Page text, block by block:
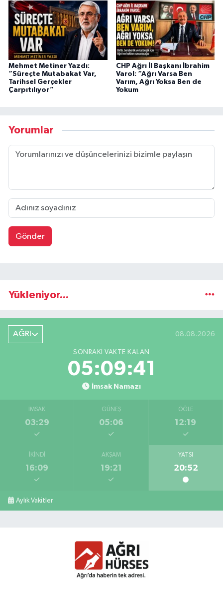
Mehmet Metiner Yazdı:
“Süreçte Mutabakat Var,
Tarihsel Gerçekler
Çarpıtılıyor”
CHP Ağrı İl Başkanı İbrahim
Varol: “Ağrı Varsa Ben
Varım, Ağrı Yoksa Ben de
Yokum
Yorumlar
Gönder
Yükleniyor...
AĞRI 08.08.2026
SONRAKI VAKTE KALAN
05:09:41
İmsak Namazı
İMSAK
03:29
GÜNEŞ
05:06
ÖĞLE
12:19
İKINDI
16:09
AKŞAM
19:21
YATSI
20:52
Aylık Vakitler